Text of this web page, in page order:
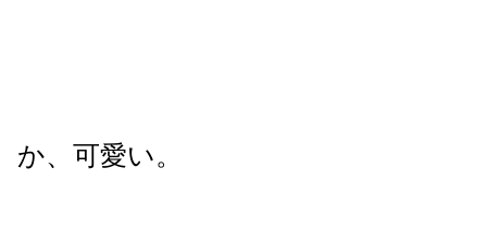
か、可愛い。